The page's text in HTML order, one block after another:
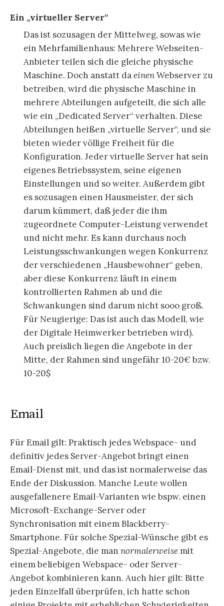
Ein „virtueller Server“
Das ist sozusagen der Mittelweg, sowas wie
ein Mehrfamilienhaus: Mehrere Webseiten-
Anbieter teilen sich die gleiche physische
Maschine. Doch anstatt daeinenWebserver zu
betreiben, wird die physische Maschine in
mehrere Abteilungen aufgeteilt, die sich alle
wie ein „Dedicated Server“ verhalten. Diese
Abteilungen heißen „virtuelle Server“, und sie
bieten wieder völlige Freiheit für die
Konfiguration. Jeder virtuelle Server hat sein
eigenes Betriebssystem, seine eigenen
Einstellungen und so weiter. Außerdem gibt
es sozusagen einen Hausmeister, der sich
darum kümmert, daß jeder die ihm
zugeordnete Computer-Leistung verwendet
und nicht mehr. Es kann durchaus noch
Leistungsschwankungen wegen Konkurrenz
der verschiedenen „Hausbewohner“ geben,
aber diese Konkurrenz läuft in einem
kontrollierten Rahmen ab und die
Schwankungen sind darum nicht sooo groß.
Für Neugierige: Das ist auch das Modell, wie
der Digitale Heimwerker betrieben wird).
Auch preislich liegen die Angebote in der
Mitte, der Rahmen sind ungefähr 10-20€ bzw.
10-20$
Email
Für Email gilt: Praktisch jedes Webspace- und
definitiv jedes Server-Angebot bringt einen
Email-Dienst mit, und das ist normalerweise das
Ende der Diskussion. Manche Leute wollen
ausgefallenere Email-Varianten wie bspw. einen
Microsoft-Exchange-Server oder
Synchronisation mit einem Blackberry-
Smartphone. Für solche Spezial-Wünsche gibt es
Spezial-Angebote, die man normalerweise mit
einem beliebigen Webspace- oder Server-
Angebot kombinieren kann. Auch hier gilt: Bitte
jeden Einzelfall überprüfen, ich hatte schon